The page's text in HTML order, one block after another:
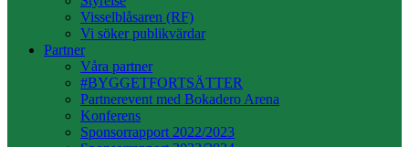
Visselblåsaren (RF)
Vi söker publikvärdar
Partner
Våra partner
#BYGGETFORTSÄTTER
Partnerevent med Bokadero Arena
Konferens
Sponsorrapport 2022/2023